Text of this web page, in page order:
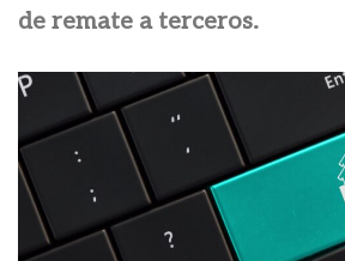
de remate a terceros.